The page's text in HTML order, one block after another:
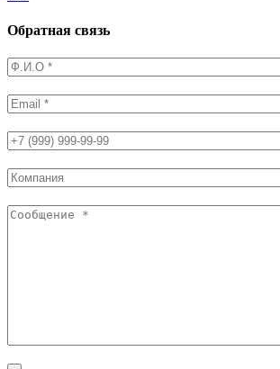
Обратная связь